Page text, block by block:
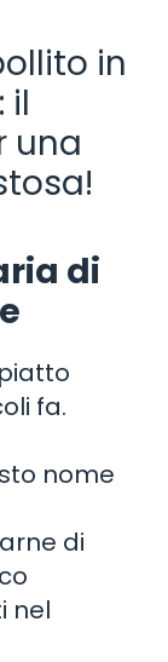
in
il
una
di
fa.
nome
di
nel